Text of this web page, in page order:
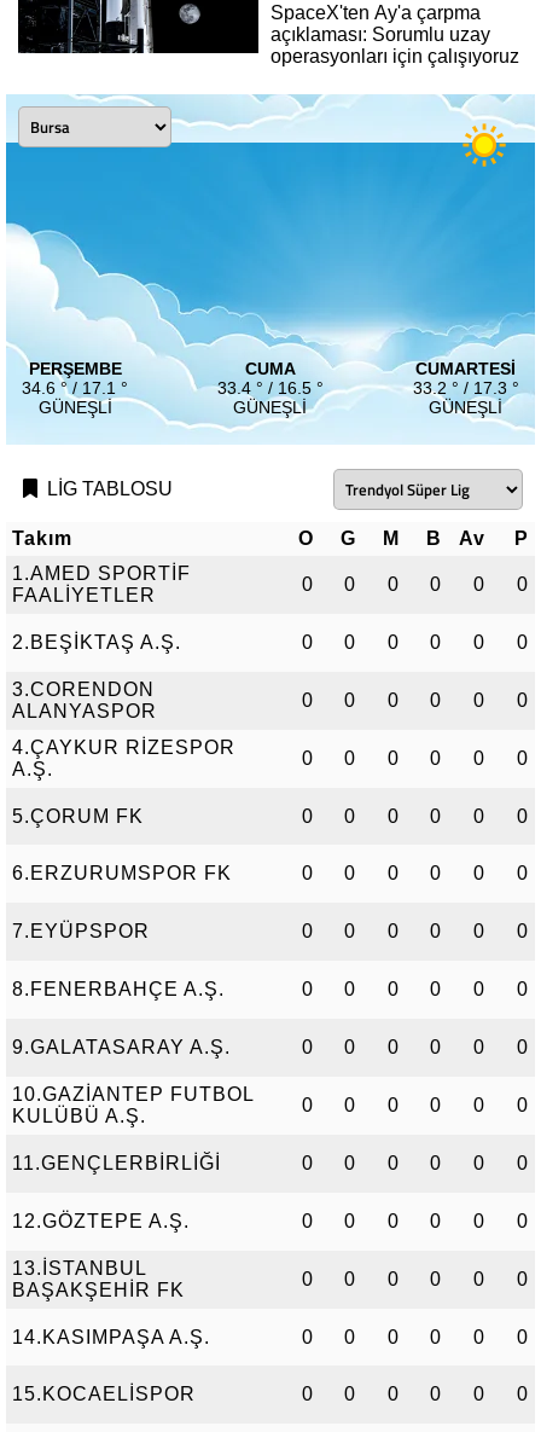
SpaceX'ten Ay'a çarpma
açıklaması: Sorumlu uzay
operasyonları için çalışıyoruz
PERŞEMBE
34.6 ° / 17.1 °
GÜNEŞLI
CUMA
33.4 ° / 16.5 °
GÜNEŞLI
CUMARTESI
33.2 ° / 17.3 °
GÜNEŞLI
LİG TABLOSU
Takım O G M B Av
P
1.AMED SPORTİF
FAALİYETLER
0 0 0 0 0 0
2.BEŞİKTAŞ A.Ş. 0 0 0 0 0 0
3.CORENDON
ALANYASPOR
0 0 0 0 0 0
4.ÇAYKUR RİZESPOR
A.Ş.
0 0 0 0 0 0
5.ÇORUM FK 0 0 0 0 0 0
6.ERZURUMSPOR FK 0 0 0 0 0 0
7.EYÜPSPOR 0 0 0 0 0 0
8.FENERBAHÇE A.Ş. 0 0 0 0 0 0
9.GALATASARAY A.Ş. 0 0 0 0 0 0
10.GAZİANTEP FUTBOL
KULÜBÜ A.Ş.
0 0 0 0 0 0
11.GENÇLERBİRLİĞİ 0 0 0 0 0 0
12.GÖZTEPE A.Ş. 0 0 0 0 0 0
13.İSTANBUL
BAŞAKŞEHİR FK
0 0 0 0 0 0
14.KASIMPAŞA A.Ş. 0 0 0 0 0 0
15.KOCAELİSPOR 0 0 0 0 0 0